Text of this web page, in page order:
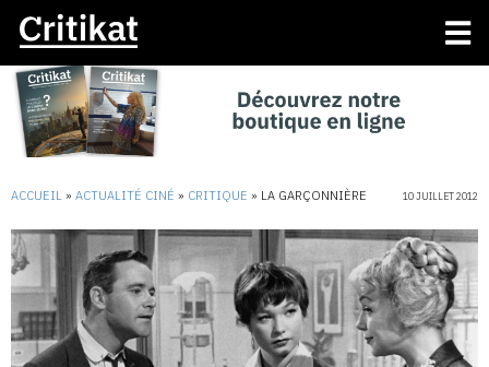
ACCUEIL » ACTUALITÉ CINÉ » CRITIQUE » LA GARÇONNIÈRE 10 JUILLET 2012